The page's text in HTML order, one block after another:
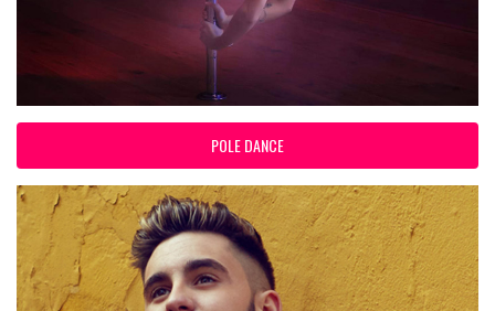
POLE DANCE